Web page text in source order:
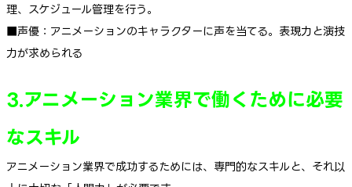
理、スケジュール管理を行う。
■声優：アニメーションのキャラクターに声を当てる。表現力と演技
力が求められる
3.アニメーション業界で働くために必要
なスキル
アニメーション業界で成功するためには、専門的なスキルと、それ以